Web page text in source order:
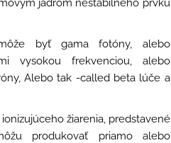
jadrom nestabilného prvku
byť gama fotóny, alebo
vysokou frekvenciou, alebo
Alebo tak -called beta lúče a
žiarenia, predstavené
produkovať priamo alebo